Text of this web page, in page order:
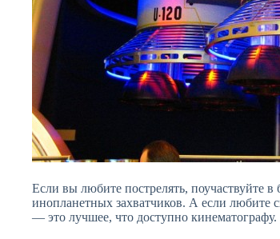
Если вы любите пострелять, поучаствуйте
инопланетных захватчиков. А если любите
— это лучшее, что доступно кинематографу.